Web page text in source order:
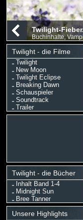
Twilight-
Buchinhalte,
Twilight - die Filme
Twilight
New Moon
Twilight Eclipse
Breaking Dawn
Schauspieler
Soundtrack
Trailer
Twilight - die Bücher
Inhalt Band 1-4
Midnight Sun
Bree Tanner
Unsere Highlights